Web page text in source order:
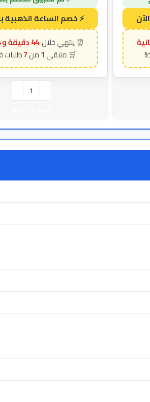
44 دقيقة و 3 ثانية
1
7